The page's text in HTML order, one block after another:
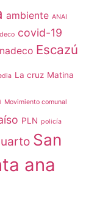
ambiente ANAI
covid-19
Escazú
La cruz Matina
Movimiento comunal
PLN policía
San
ana